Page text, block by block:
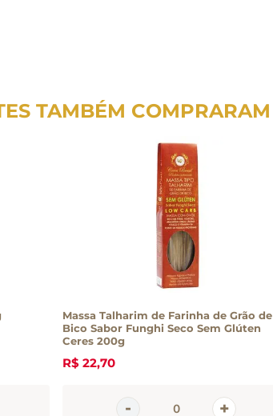
TAMBÉM COMPRARAM
Massa Talharim de Farinha de Grão de
Bico Sabor Funghi Seco Sem Glúten
Ceres 200g
R$ 22,70